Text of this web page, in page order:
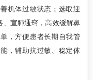
机体过敏状态；选取迎
、宣肺通窍，高效缓解鼻
，方便患者长期自我管
，辅助抗过敏、稳定体